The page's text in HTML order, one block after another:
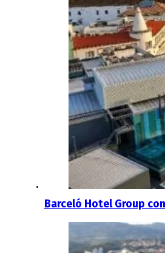
Barceló Hotel Group